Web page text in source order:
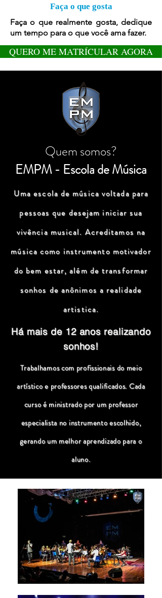
Faça o que gosta
Faça o que realmente gosta, dedique
um tempo para o que você ama fazer.
QUERO ME MATRÍCULAR AGORA
Quem somos?
EMPM - Escola de Música
Uma escola de música voltada para
pessoas que desejam iniciar sua
vivência musical. Acreditamos na
música como instrumento motivador
do bem estar, além de transformar
sonhos de anônimos a realidade
artistica.
Há mais de 12 anos realizando
sonhos!
Trabalhamos com profissionais do meio
artístico e professores qualificados. Cada
curso é ministrado por um professor
especialista no instrumento escolhido,
gerando um melhor aprendizado para o
aluno.